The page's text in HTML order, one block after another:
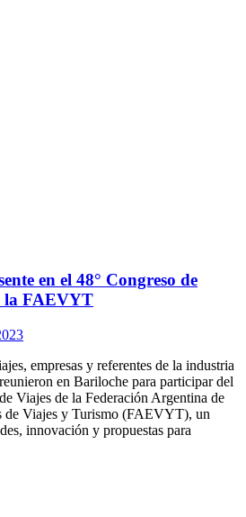
en el 48° Congreso de
la FAEVYT
empresas y referentes de la industria
en Bariloche para participar del
Viajes de la Federación Argentina de
de Viajes y Turismo (FAEVYT), un
innovación y propuestas para